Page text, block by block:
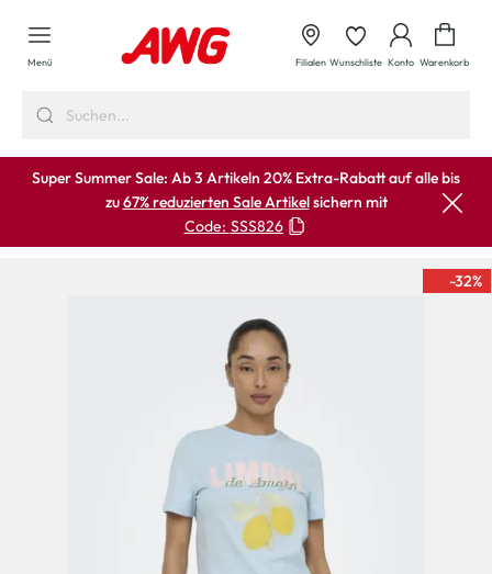
springen
Menü Filialen Wunschliste Konto Warenkorb
Super Summer Sale: Ab 3 Artikeln 20% Extra-Rabatt auf alle bis
zu67% reduzierten Sale Artikelsichern mit
Code: SSS826
-32%